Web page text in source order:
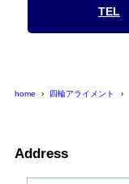
TEL
home 四輪アライメント
Address